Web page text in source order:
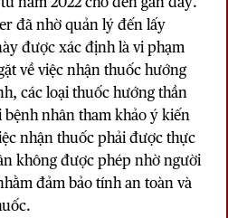
đã nhờ quản lý đến lấy
được xác định là vi phạm
về việc nhận thuốc hướng
các loại thuốc hướng thần
nhân tham khảo ý kiến
nhận thuốc phải được thực
không được phép nhờ người
đảm bảo tính an toàn và